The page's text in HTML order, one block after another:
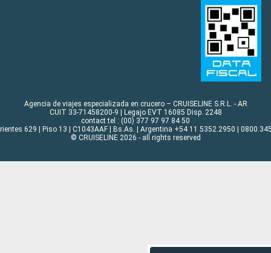
Agencia de viajes especializada en crucero – CRUISELINE S.R.L. - AR
CUIT 33-71458200-9 | Legajo EVT 16085 Disp. 2248
contact tel : (00) 377 97 97 84 50
629 | Piso 13 | C1043AAF | Bs.As. | Argentina +54 11 5352.2950 |
© CRUISELINE 2026 - all rights reserved